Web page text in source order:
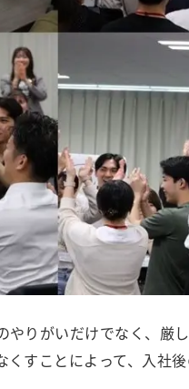
りがいだけでなく、厳
すことによって、入社